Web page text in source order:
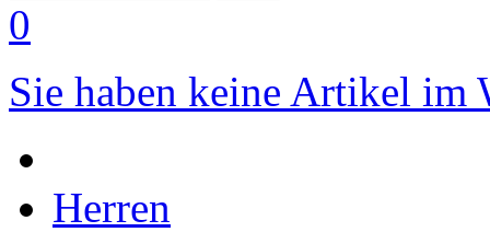
0
Sie haben keine Artikel im
Herren